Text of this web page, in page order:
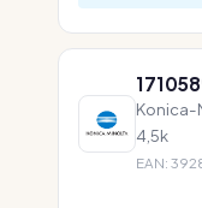
Konica-
4,5k
EAN: